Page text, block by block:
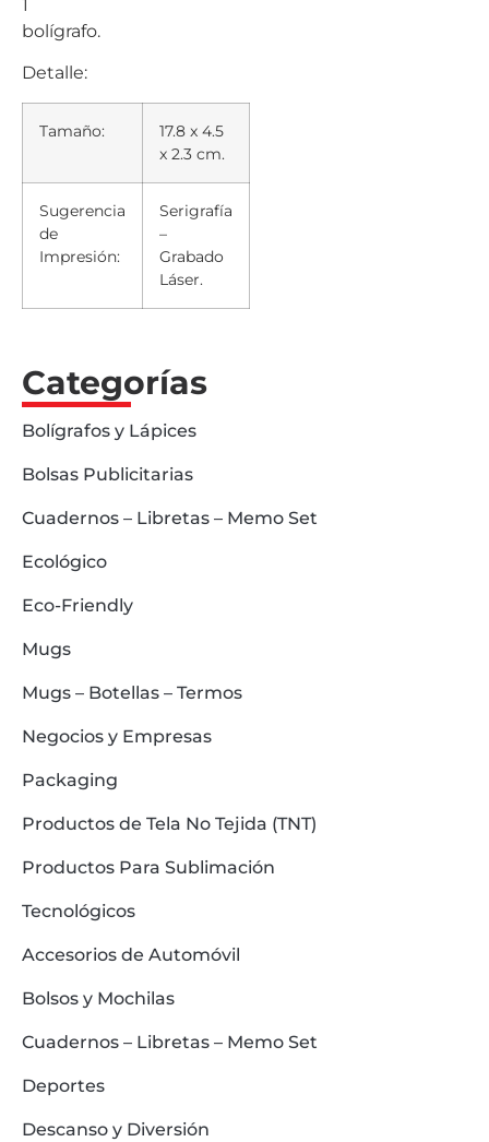
1
bolígrafo.
Detalle:
Tamaño:
17.8 x 4.5
x 2.3 cm.
Sugerencia
de
Impresión:
Serigrafía
–
Grabado
Láser.
Categorías
Bolígrafos y Lápices
Bolsas Publicitarias
Cuadernos – Libretas – Memo Set
Ecológico
Eco-Friendly
Mugs
Mugs – Botellas – Termos
Negocios y Empresas
Packaging
Productos de Tela No Tejida (TNT)
Productos Para Sublimación
Tecnológicos
Accesorios de Automóvil
Bolsos y Mochilas
Cuadernos – Libretas – Memo Set
Deportes
Descanso y Diversión